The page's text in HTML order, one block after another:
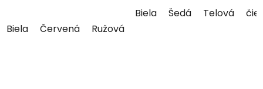
Biela Červená Ružová
Biela Šedá Telová